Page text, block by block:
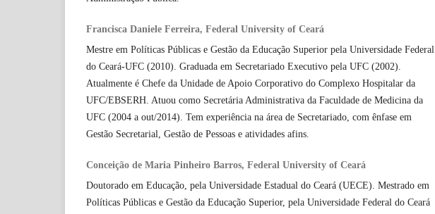
Francisca Daniele Ferreira, Federal University of Ceará
Mestre em Políticas Públicas e Gestão da Educação Superior pela Universidade Federal
do Ceará-UFC (2010). Graduada em Secretariado Executivo pela UFC (2002).
Atualmente é Chefe da Unidade de Apoio Corporativo do Complexo Hospitalar da
UFC/EBSERH. Atuou como Secretária Administrativa da Faculdade de Medicina da
UFC (2004 a out/2014). Tem experiência na área de Secretariado, com ênfase em
Gestão Secretarial, Gestão de Pessoas e atividades afins.
Conceição de Maria Pinheiro Barros, Federal University of Ceará
Doutorado em Educação, pela Universidade Estadual do Ceará (UECE). Mestrado em
Políticas Públicas e Gestão da Educação Superior, pela Universidade Federal do Ceará